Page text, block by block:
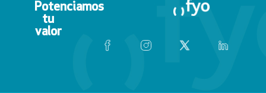
Potenciamos
tu
valor